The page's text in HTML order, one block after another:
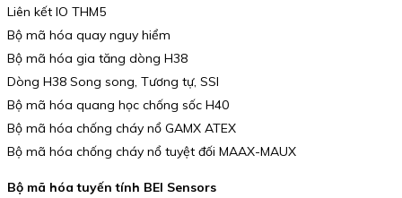
Liên kết IO THM5
Bộ mã hóa quay nguy hiểm
Bộ mã hóa gia tăng dòng H38
Dòng H38 Song song, Tương tự, SSI
Bộ mã hóa quang học chống sốc H40
Bộ mã hóa chống cháy nổ GAMX ATEX
Bộ mã hóa chống cháy nổ tuyệt đối MAAX-MAUX
Bộ mã hóa tuyến tính BEI Sensors